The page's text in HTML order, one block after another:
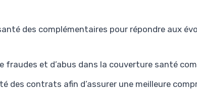
des complémentaires pour répondre aux
fraudes et d’abus dans la couverture santé
des contrats afin d’assurer une meilleure